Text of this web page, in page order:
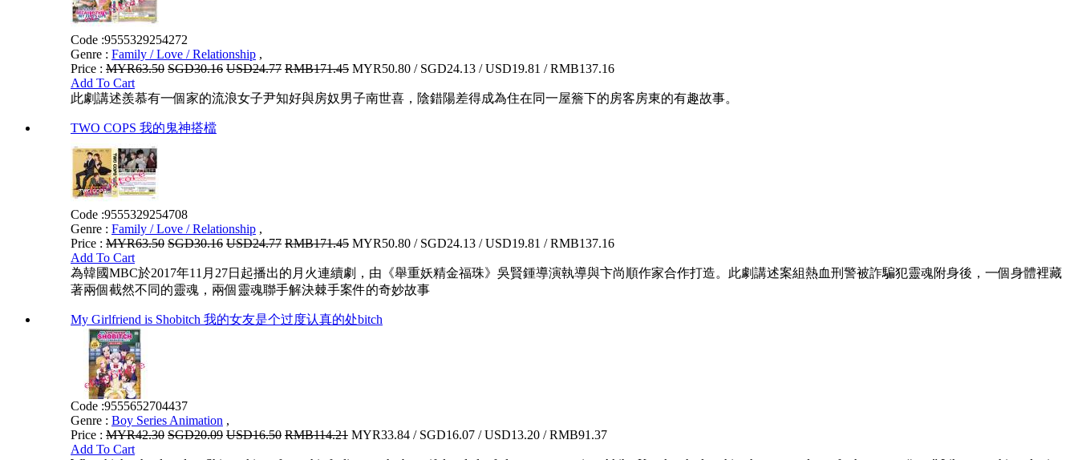
Code :9555329254272
Genre : Family / Love / Relationship ,
Price : MYR63.50 SGD30.16 USD24.77 RMB171.45 MYR50.80 / SGD24.13 / USD19.81 / RMB137.16
Add To Cart
此劇講述羨慕有一個家的流浪女子尹知好與房奴男子南世喜，陰錯陽差得成為住在同一屋簷下的房客房東的有趣故事。
TWO COPS 我的鬼神搭檔
Code :9555329254708
Genre : Family / Love / Relationship ,
Price : MYR63.50 SGD30.16 USD24.77 RMB171.45 MYR50.80 / SGD24.13 / USD19.81 / RMB137.16
Add To Cart
為韓國MBC於2017年11月27日起播出的月火連續劇，由《舉重妖精金福珠》吳賢鍾導演執導與卞尚順作家合作打造。此劇講述案組熱血刑警被詐騙犯靈魂附身後，一個身體裡藏
著兩個截然不同的靈魂，兩個靈魂聯手解決棘手案件的奇妙故事
My Girlfriend is Shobitch 我的女友是个过度认真的处bitch
Code :9555652704437
Genre : Boy Series Animation ,
Price : MYR42.30 SGD20.09 USD16.50 RMB114.21 MYR33.84 / SGD16.07 / USD13.20 / RMB91.37
Add To Cart